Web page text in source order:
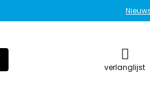
verlanglijst